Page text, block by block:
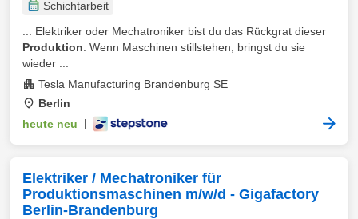
Schichtarbeit
... Elektriker oder Mechatroniker bist du das Rückgrat dieser
Produktion . Wenn Maschinen stillstehen, bringst du sie
wieder ...
Tesla Manufacturing Brandenburg SE
Berlin
heute neu
Elektriker / Mechatroniker für
Produktionsmaschinen m/w/d - Gigafactory
Berlin-Brandenburg